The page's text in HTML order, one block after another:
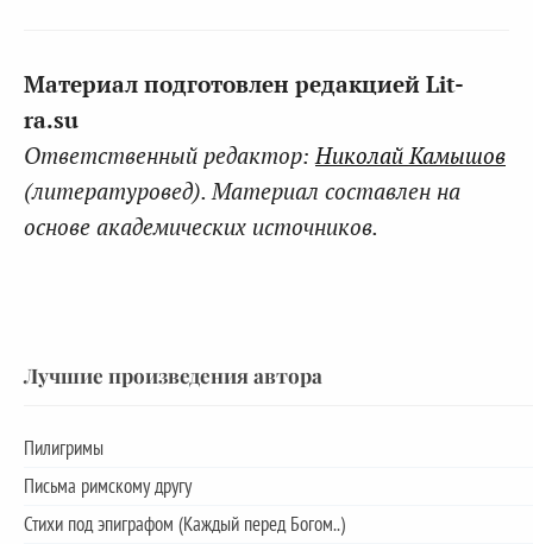
Материал подготовлен редакцией Lit-
ra.su
Ответственный редактор:Николай Камышов
(литературовед). Материал составлен на
основе академических источников.
Лучшие произведения автора
Пилигримы
Письма римскому другу
Стихи под эпиграфом (Каждый перед Богом..)